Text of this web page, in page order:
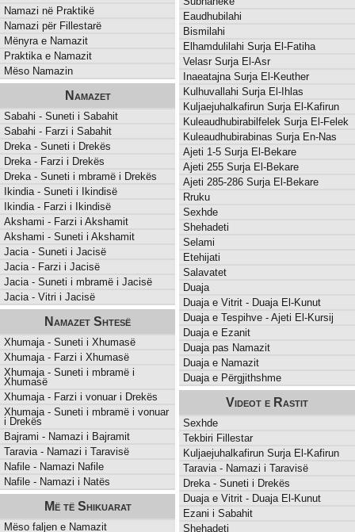
Namazi në Praktikë
Namazi për Fillestarë
Mënyra e Namazit
Praktika e Namazit
Mëso Namazin
Namazet
Sabahi - Suneti i Sabahit
Sabahi - Farzi i Sabahit
Dreka - Suneti i Drekës
Dreka - Farzi i Drekës
Dreka - Suneti i mbramë i Drekës
Ikindia - Suneti i Ikindisë
Ikindia - Farzi i Ikindisë
Akshami - Farzi i Akshamit
Akshami - Suneti i Akshamit
Jacia - Suneti i Jacisë
Jacia - Farzi i Jacisë
Jacia - Suneti i mbramë i Jacisë
Jacia - Vitri i Jacisë
Namazet Shtesë
Xhumaja - Suneti i Xhumasë
Xhumaja - Farzi i Xhumasë
Xhumaja - Suneti i mbramë i
Xhumasë
Xhumaja - Farzi i vonuar i Drekës
Xhumaja - Suneti i mbramë i vonuar
i Drekës
Bajrami - Namazi i Bajramit
Taravia - Namazi i Taravisë
Nafile - Namazi Nafile
Nafile - Namazi i Natës
Më të Shikuarat
Mëso faljen e Namazit
Eaudhubilahi
Bismilahi
Elhamdulilahi Surja El-Fatiha
Velasr Surja El-Asr
Inaeatajna Surja El-Keuther
Kulhuvallahi Surja El-Ihlas
Kuljaejuhalkafirun Surja El-Kafirun
Kuleaudhubirabilfelek Surja El-Felek
Kuleaudhubirabinas Surja En-Nas
Ajeti 1-5 Surja El-Bekare
Ajeti 255 Surja El-Bekare
Ajeti 285-286 Surja El-Bekare
Rruku
Sexhde
Shehadeti
Selami
Etehijati
Salavatet
Duaja
Duaja e Vitrit - Duaja El-Kunut
Duaja e Tespihve - Ajeti El-Kursij
Duaja e Ezanit
Duaja pas Namazit
Duaja e Namazit
Duaja e Përgjithshme
Videot e Rastit
Sexhde
Tekbiri Fillestar
Kuljaejuhalkafirun Surja El-Kafirun
Taravia - Namazi i Taravisë
Dreka - Suneti i Drekës
Duaja e Vitrit - Duaja El-Kunut
Ezani i Sabahit
Shehadeti